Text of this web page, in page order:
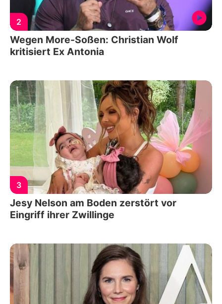
2
Wegen More-Soßen: Christian Wolf
kritisiert Ex Antonia
3
Jesy Nelson am Boden zerstört vor
Eingriff ihrer Zwillinge